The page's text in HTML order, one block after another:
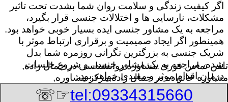
اگر کیفیت زندگی و سلامت روان شما بشدت تحت تاثیر
مشکلات، نارسایی ها و اختلالات جنسی قرار بگیرد،
مراجعه به یک مشاور جنسی ایده بسیار خوبی خواهد بود.
همینطور اگر ایجاد صمیمیت و برقراری ارتباط موثر با
شریک جنسی به بزرگترین نگرانی روزمره شما بدل
شده، مراجعه به یک مشاور جنسی و شروع جلسات
درمان اقدام موثر و مفیدی خواهد بود.
8/10/2026 2:55:53 PM
تلفن تماس فوریمشاوره روانشناسی در جمال زاده,
مشاوره خانواده در جمال زاده,مرکز مشاوره,
tel:09334315660
☞☏